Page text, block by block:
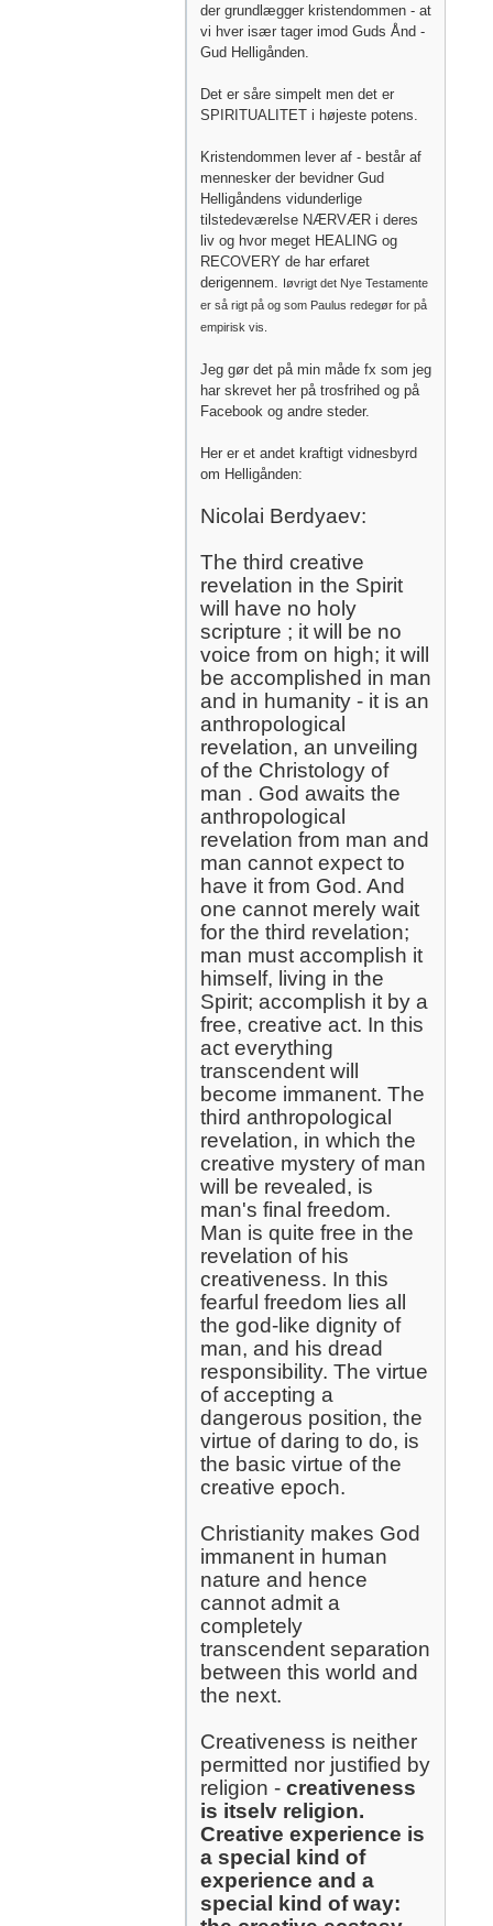
der grundlægger kristendommen - at
vi hver især tager imod Guds Ånd -
Gud Helligånden.
Det er såre simpelt men det er
SPIRITUALITET i højeste potens.
Kristendommen lever af - består af
mennesker der bevidner Gud
Helligåndens vidunderlige
tilstedeværelse NÆRVÆR i deres
liv og hvor meget HEALING og
RECOVERY de har erfaret
derigennem. Iøvrigt det Nye Testamente
er så rigt på og som Paulus redegør for på
empirisk vis.
Jeg gør det på min måde fx som jeg
har skrevet her på trosfrihed og på
Facebook og andre steder.
Her er et andet kraftigt vidnesbyrd
om Helligånden:
Nicolai Berdyaev:
The third creative
revelation in the Spirit
will have no holy
scripture ; it will be no
voice from on high; it will
be accomplished in man
and in humanity - it is an
anthropological
revelation, an unveiling
of the Christology of
man . God awaits the
anthropological
revelation from man and
man cannot expect to
have it from God. And
one cannot merely wait
for the third revelation;
man must accomplish it
himself, living in the
Spirit; accomplish it by a
free, creative act. In this
act everything
transcendent will
become immanent. The
third anthropological
revelation, in which the
creative mystery of man
will be revealed, is
man's final freedom.
Man is quite free in the
revelation of his
creativeness. In this
fearful freedom lies all
the god-like dignity of
man, and his dread
responsibility. The virtue
of accepting a
dangerous position, the
virtue of daring to do, is
the basic virtue of the
creative epoch.
Christianity makes God
immanent in human
nature and hence
cannot admit a
completely
transcendent separation
between this world and
the next.
Creativeness is neither
permitted nor justified by
religion - creativeness
is itselv religion.
Creative experience is
a special kind of
experience and a
special kind of way: